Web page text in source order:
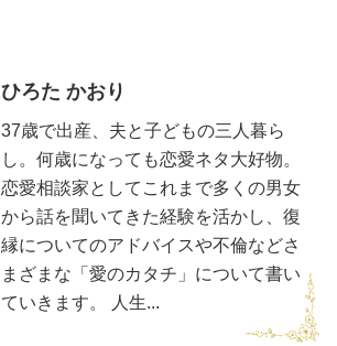
ひろた かおり
37歳で出産、夫と子どもの三人暮ら
し。何歳になっても恋愛ネタ大好物。
恋愛相談家としてこれまで多くの男女
から話を聞いてきた経験を活かし、復
縁についてのアドバイスや不倫などさ
まざまな「愛のカタチ」について書い
ていきます。 人生...